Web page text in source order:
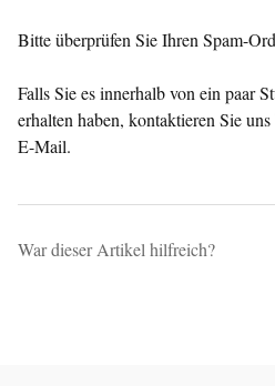
Bitte überprüfen Sie Ihren Spam-
Falls Sie es innerhalb von ein paar
erhalten haben, kontaktieren Sie
E-Mail.
War dieser Artikel hilfreich?